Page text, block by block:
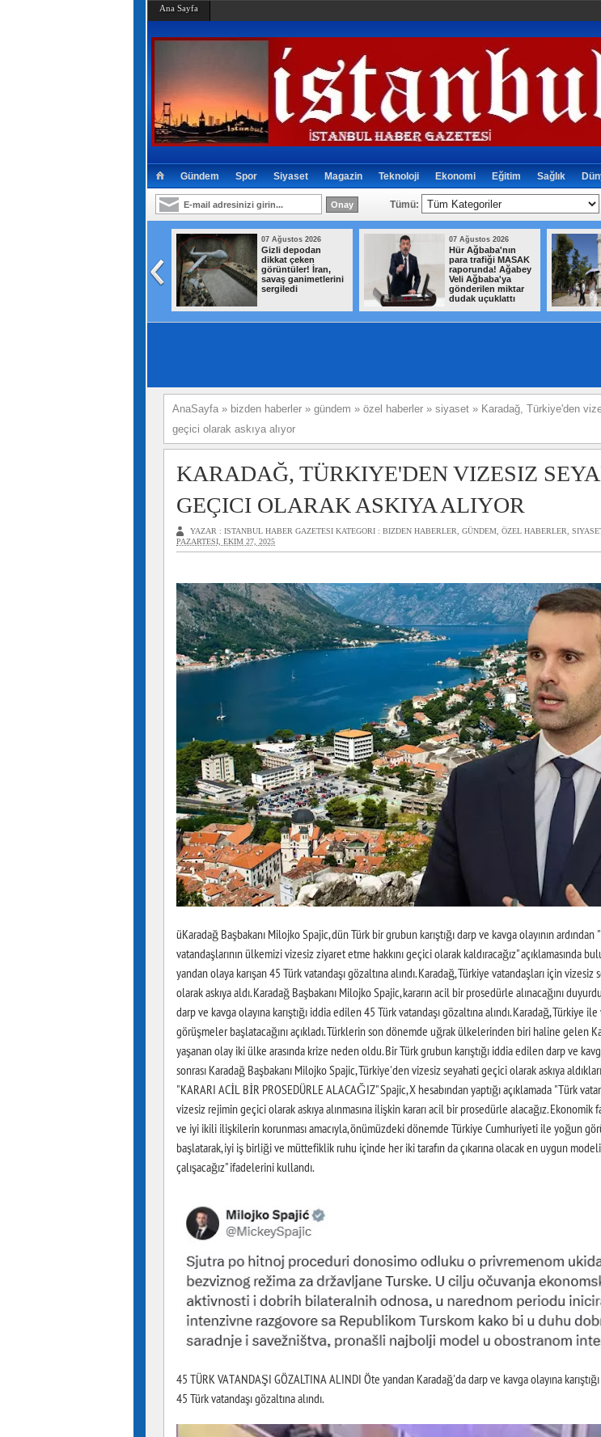
Ana Sayfa
Gündem Spor Siyaset Magazin Teknoloji Ekonomi Eğitim Sağlık
Tümü:
07 Ağustos 2026
Gizli depodan
dikkat çeken
görüntüler! İran,
savaş ganimetlerini
sergiledi
07 Ağustos 2026
Hür Ağbaba'nın
para trafiği MASAK
raporunda! Ağabey
Veli Ağbaba'ya
gönderilen miktar
dudak uçuklattı
AnaSayfa » bizden haberler » gündem » özel haberler » siyaset » Karadağ, Türkiye'den
geçici olarak askıya alıyor
KARADAĞ, TÜRKIYE'DEN VIZESIZ
GEÇICI OLARAK ASKIYA ALIYOR
YAZAR : ISTANBUL HABER GAZETESI KATEGORI : BIZDEN HABERLER, GÜNDEM, ÖZEL HABERLER,
PAZARTESI, EKIM 27, 2025
üKaradağ Başbakanı Milojko Spajic, dün Türk bir grubun karıştığı darp ve kavga olayının ardından
vatandaşlarının ülkemizi vizesiz ziyaret etme hakkını geçici olarak kaldıracağız" açıklamasında
yandan olaya karışan 45 Türk vatandaşı gözaltına alındı. Karadağ, Türkiye vatandaşları için vizesiz
olarak askıya aldı. Karadağ Başbakanı Milojko Spajic, kararın acil bir prosedürle alınacağını
darp ve kavga olayına karıştığı iddia edilen 45 Türk vatandaşı gözaltına alındı. Karadağ, Türkiye
görüşmeler başlatacağını açıkladı. Türklerin son dönemde uğrak ülkelerinden biri haline gelen
yaşanan olay iki ülke arasında krize neden oldu. Bir Türk grubun karıştığı iddia edilen darp ve
sonrası Karadağ Başbakanı Milojko Spajic, Türkiye'den vizesiz seyahati geçici olarak askıya
"KARARI ACİL BİR PROSEDÜRLE ALACAĞIZ" Spajic, X hesabından yaptığı açıklamada "Türk
vizesiz rejimin geçici olarak askıya alınmasına ilişkin kararı acil bir prosedürle alacağız.
ve iyi ikili ilişkilerin korunması amacıyla, önümüzdeki dönemde Türkiye Cumhuriyeti ile yoğun
başlatarak, iyi iş birliği ve müttefiklik ruhu içinde her iki tarafın da çıkarına olacak en uygun
çalışacağız" ifadelerini kullandı.
45 TÜRK VATANDAŞI GÖZALTINA ALINDI Öte yandan Karadağ'da darp ve kavga olayına
45 Türk vatandaşı gözaltına alındı.